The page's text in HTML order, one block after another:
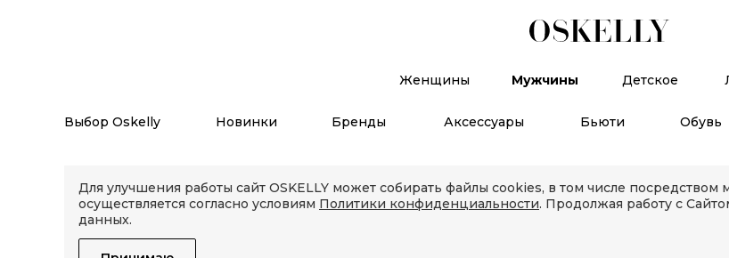
Женщины Мужчины Детское
Выбор Oskelly Новинки Бренды Аксессуары Бьюти Обувь
Для улучшения работы сайт OSKELLY может собирать файлы cookies, в том числе
осуществляется согласно условиям Политики конфиденциальности. Продолжая работу с
данных.